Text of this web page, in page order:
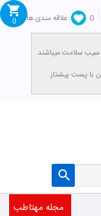
0
علاقه مندی ها
0
مجله مهتاطب